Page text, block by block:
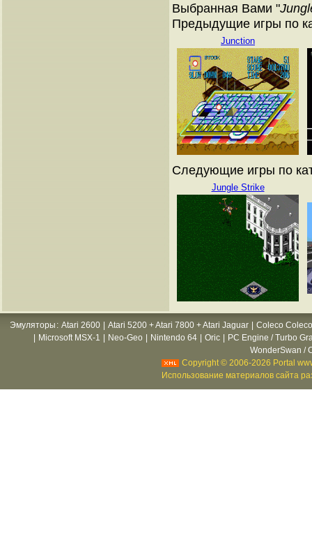
Выбранная Вами "
Предыдущие игры по
Junction
Следующие игры по
Jungle Strike
Эмуляторы : Atari 2600 Atari 5200 + Atari 7800 + Atari Jaguar
Coleco
Microsoft MSX-1 Neo-Geo Nintendo 64 Oric
PC Engine / Turbo
WonderSwan /
Copyright © 2006-2026 Portal
Использование материалов сайта